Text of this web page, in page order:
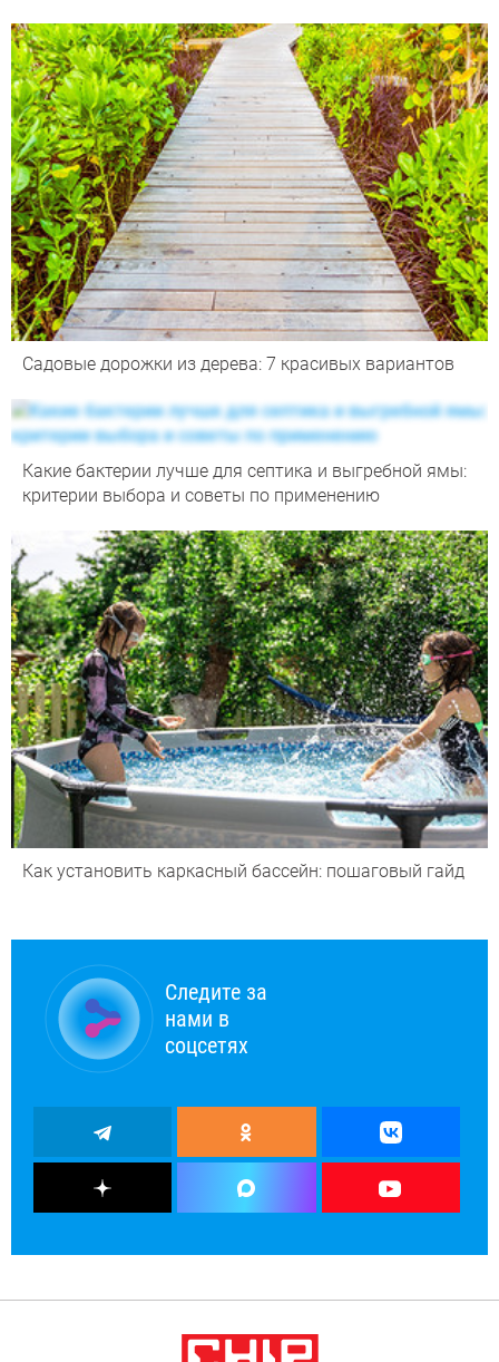
Садовые дорожки из дерева: 7 красивых вариантов
Какие бактерии лучше для септика и выгребной ямы:
критерии выбора и советы по применению
Как установить каркасный бассейн: пошаговый гайд
Следите за
нами в
соцсетях